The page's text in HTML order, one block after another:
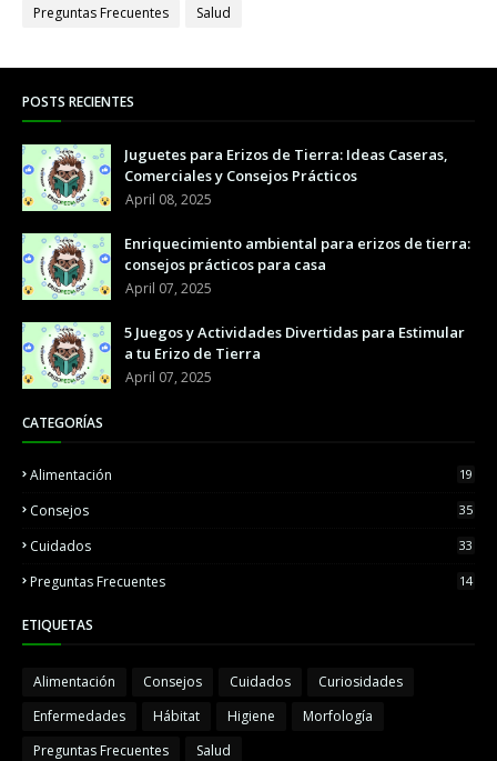
Preguntas Frecuentes
Salud
POSTS RECIENTES
Juguetes para Erizos de Tierra: Ideas Caseras,
Comerciales y Consejos Prácticos
April 08, 2025
Enriquecimiento ambiental para erizos de tierra:
consejos prácticos para casa
April 07, 2025
5 Juegos y Actividades Divertidas para Estimular
a tu Erizo de Tierra
April 07, 2025
CATEGORÍAS
Alimentación 19
Consejos 35
Cuidados 33
Preguntas Frecuentes 14
ETIQUETAS
Alimentación Consejos Cuidados
Curiosidades
Enfermedades
Hábitat Higiene
Morfología
Preguntas Frecuentes
Salud